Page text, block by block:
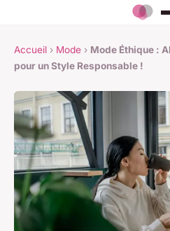
Accueil › Mode › Mode Éthique :
pour un Style Responsable !